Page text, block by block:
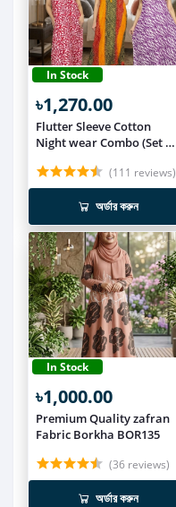
In Stock
৳1,270.00
Flutter Sleeve Cotton
Night wear Combo (Set of
(111 reviews)
অর্ডার করুন
In Stock
৳1,000.00
Premium Quality zafran
Fabric Borkha BOR135
(36 reviews)
অর্ডার করুন